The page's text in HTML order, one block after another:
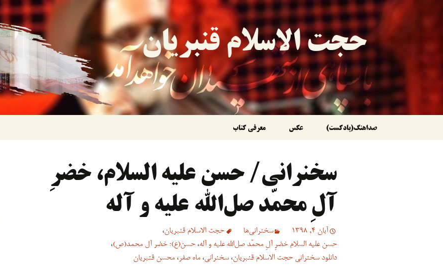
حجت الاسلام قنبریان
رفتن
نوشته‌ها
صداهنگ(پادکست) عکس معرفی کتاب
سخنرانی/ حسن علیه السلام، خضرِ
آلِ محمّد صل‌الله علیه و آله
آبان 4, 1398 سخنرانی‏‏‌ها حجت الاسلام قنبريان،
حسن علیه السلام خضرِ آلِ محمّد صل‌الله علیه و آله، حسن(ع)؛ خضر آل محمد(ص)،
دانلود سخنرانی حجت الاسلام قنبريان، سخنرانی، ماه صفر ، محسن قنبریان